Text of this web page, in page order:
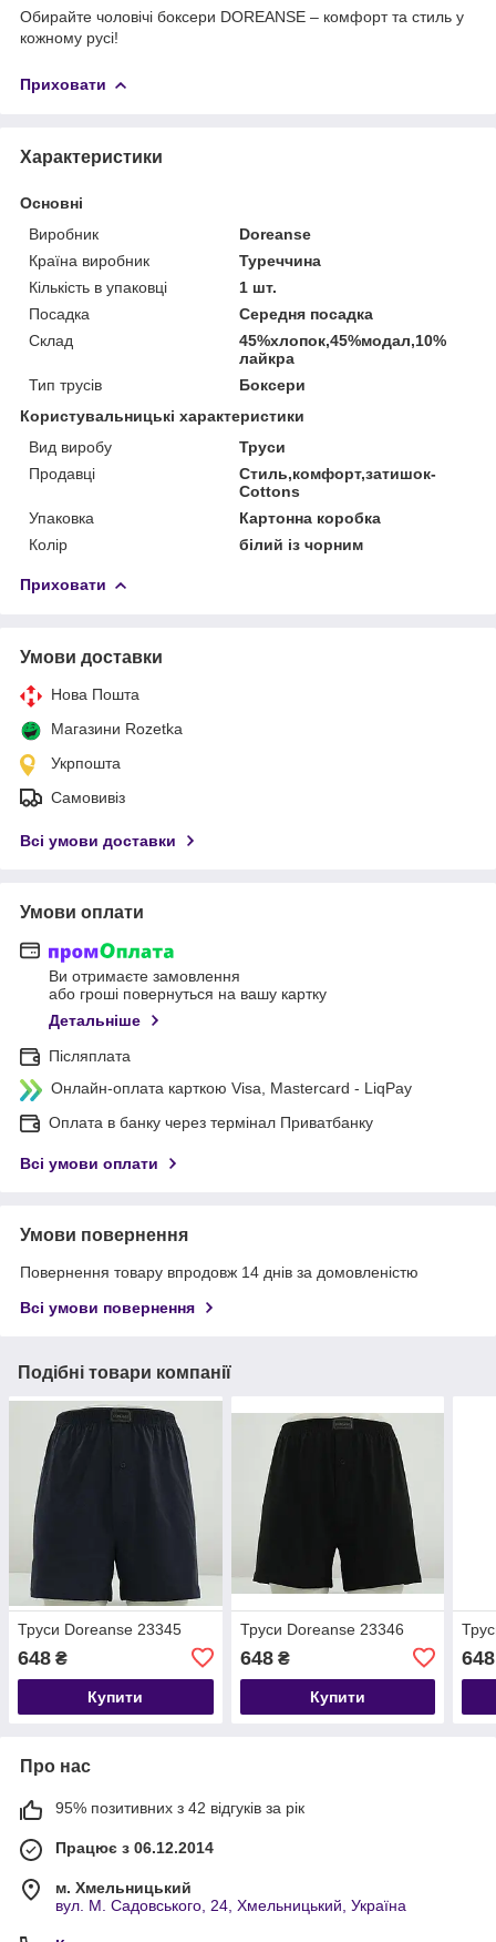
Обирайте чоловічі боксери DOREANSE – комфорт та стиль у
кожному русі!
Приховати
Характеристики
Основні
Виробник
Doreanse
Країна виробник
Туреччина
Кількість в упаковці
1 шт.
Посадка
Середня посадка
Склад
45%хлопок,45%модал,10%
лайкра
Тип трусів
Боксери
Користувальницькі характеристики
Вид виробу
Труси
Продавці
Стиль,комфорт,затишок-
Cottons
Упаковка
Картонна коробка
Колір
білий із чорним
Приховати
Умови доставки
Нова Пошта
Магазини Rozetka
Укрпошта
Самовивіз
Всі умови доставки
Умови оплати
Ви отримаєте замовлення
або гроші повернуться на вашу картку
Детальніше
Післяплата
Онлайн-оплата карткою Visa, Mastercard - LiqPay
Оплата в банку через термінал Приватбанку
Всі умови оплати
Умови повернення
Повернення товару впродовж 14 днів за домовленістю
Всі умови повернення
Подібні товари компанії
Труси Doreanse 23345
648 ₴
Купити
Труси Doreanse 23346
648₴
Купити
648
Про нас
95% позитивних з 42 відгуків за рік
Працює з 06.12.2014
м. Хмельницький
вул. М. Садовського, 24, Хмельницький, Україна